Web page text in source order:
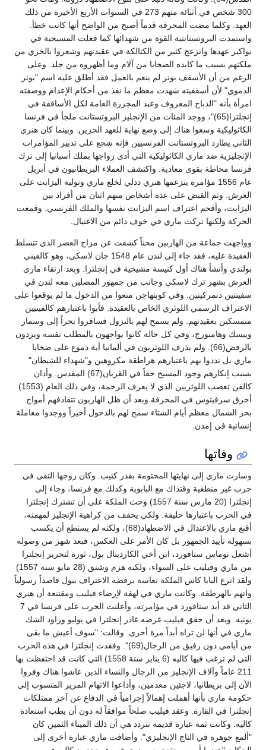
300 شخص في أثنائه منهم 273 في السنوات الأربع الأخيرة من ذلك
العهد. وكلما مضت المحرقة قدماً أصبح من الواضح أنها كانت خطأ.
واستمدت البروتستانتية القوة من شهدائها كما فعلت المسيحية في
بواكير عهدها وانزعج كثير من الكثالكة في عقيدتهم وشعروا بالخزي من
ملكتهم بسبب ما كابده الضحايا من آلام وما أظهروه من جلد. وعلى
الرغم من أن الأسقف بونر لم ينعم بالعمل فقد أطلق عليه اسم "بونر
الدموي" لأن أسقفيته شهدت معظم ما نفذ من أحكام الإعدام ووصفته
امرأة بأنه "الذباح المعروف وعبد المجزرة العامة لكل الأساقفة في
إنجلترا(65)"، ووجد المئات من الإنجليز البروتستانت ملجأ في فرنسا
الكاثوليكية وسعوا هناك إلى وضع نهاية للعهد الحزين. وبينما كان هنري
الثاني يطارد البروتستانت الفرنسيين فإنه شجع على تدبير المؤامرات
الإنجليزية ضد ماري الكاثوليكية التي أدى زواجها بملك أسبانيا إلى ترك
فرنسا محاطة بقوى معادية. واكتشف العملاء البريطانيون في أبريل
عام 1556 مؤامرة يتزعمها هنري ددلي لخلع ماري وتولية اليزابث على
العرش. وتم القبض على عدة أشخاص منهم اثنان من أفراد بين
اليزابث، وأقحم اعتراف اسم اليزابث نفسها والملك الفرنسي. وقمعت
الحركة ولكنها تركت ماري في خوف دائم من الاغتيال.
وواجهت جماعة من الهاربين محناً كشفت عن مزاج العصر الذي تتسلط
العقيدة عليه، فقد جاء إلى لندن عام 1548 جان لاسكي، وهو كالفيني
بولندي وأنشأ هناك أول كنيسة مشيخية في إنجلترا. وبعد ارتقاء ماري
العرش بشهر ترك لاسكي وجانب من جمهور المصلين معه لندن في
سفينتين دنمركيتين. وفي كوبنهاجن منعوا من الدخول ما لم يوقعوا على
الاعتراف الرسمي اللوثري الخاص بالعقيدة. فأبوا باعتبارهم كالفينيين
متمسكين بعقيدتهم. ولم يسمح لهم بالنزول فسافروا بحراً إلى وسمار
ويبسك وهامبورج، وفي كل حالة كانوا يواجهون بالمطلب نفسه ويردون
بالرفض(66). ولم يذرف اللوثريون في ألمانيا أية دموع على ضحايا
ماري بل نددوا بهم باعتبارهم هراطقة مكروهين و"شهداء للشيطان"
بسبب إنكارهم وجود المسيح حقاً في القربان(67) المقدس. وأدان
كالفن تعصب اللوثريين الذي لا يعرف الرحمة، وفي ذلك العام (1553)
أحرق سرفيتوس في المحرقة.وبعد أن ظل الهاربون تتقاذفهم أمواج
بحر الشمال معظم أيام الشتاء سمح لهم بالدخول أخيراً ووجدوا معاملة
إنسانية في إمدن.
وفاتها
وسارت ماري إلى نهايتها المحتومة بقدر كئيب. وكان زوجها التقى في
حرب غير منطقية وقتذاك مع البابوية وكذلك مع فرنسا، وجاء إلى
إنجلترا (20 مارس سنة 1557) وحث الملكة على أن تشترك إنجلترا
في الحرب باعتبارها حليفة. ولكي يخفف من كراهية الإنجليز لمهمته،
أقنع ماري بالاعتدال في الاضطهاد(68)، ولكنه لم يستطع أن يكسب
بسهولة تأييد الجمهور بل كان الأمر على العكس، فبعد شهر من وصوله
أشعل توماس ستافورد، ابن أخي الكاردينال بول، ثورة لتحرير إنجلترا
من ماري وفيليب على السواء، ولكنه هزم وشنق (28 مايو سنة 1557)
ولقد اترع البابا كاس الملكة تعاسة برفضه الاعتراف ببول قاصداً رسولياً
واتهم بالهرطقة. وكانت ماري في لهفة لإرضاء فيليب ومقتنعة أن هنري
الثاني قد أيد ستافورد في مؤامرته، وأعلنت الحرب على فرنسا في 7
يونيه. وبعد أن حقق فيليب غرضه غادر إنجلترا في يوليو وراود الشك
ماري في أنها لن تراه أبداً مرة أخرى. وقالت: "سوف أعيش ما بقي
من أيامي دون رفيق من الرجال(69)". وفقدت إنجلترا في هذه الحرب
التي لم ترغب فيها كاليه (6 يناير سنة 1558) التي كانت قد احتفظت بها
211 عاماً وآلاف الإنجليز من الرجال والنساء الذين عاشوا هناك وفروا
الآن إلى بريطانيا، لاجئين معدمين، وأذاعوا الاتهام المرير المنسوب إلى
حكومة ماري بأنها أهملت إهمالاً إجرامياً في الدفاع عن آخر ممتلكات
إنجلترا في القارة. وعقد فيليب صلحاً موافقاً له دون أن يطب استعادة
كاليه. وكانت ثمة عبارة قديمة تتردد هي أن ذلك الميناء الثمين كان
"ألمع جوهرة في التاج الإنجليزي". وأضافت ماري عبارة أخرى إلى